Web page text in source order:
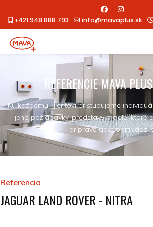
+421 948 888 793 info@mavaplus.sk
REFERENCIE MAVA
Ku každému klientovi pristupujeme
jeho požiadavky, predstavy a ciele, ktoré
príprave
Referencia
JAGUAR LAND ROVER - NITRA